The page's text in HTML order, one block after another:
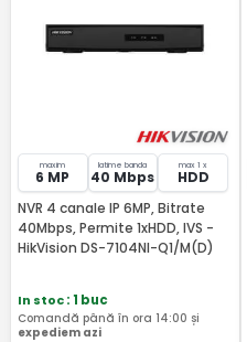
maxim
6 MP
latime banda
40 Mbps
max 1 x
HDD
NVR 4 canale IP 6MP, Bitrate
40Mbps, Permite 1xHDD, IVS -
HikVision DS-7104NI-Q1/M(D)
In stoc: 1 buc
Comandă până în ora 14:00 și
expediem azi